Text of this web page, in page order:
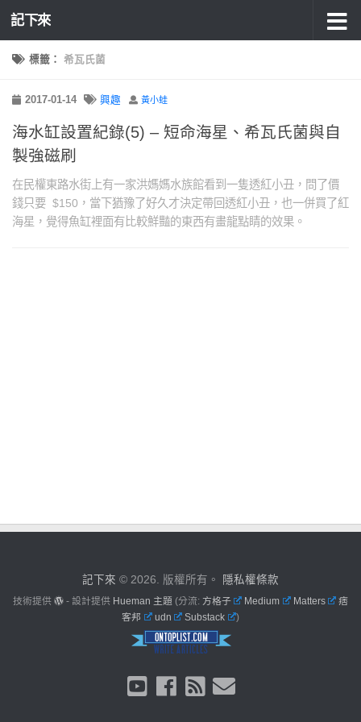
記下來
標籤： 希瓦氏菌
2017-01-14 興趣 黃小蛙
海水缸設置紀錄(5) – 短命海星、希瓦氏菌與自
製強磁刷
在民權東路水街上有一家洪媽媽水族館看到一隻透紅小丑，問了價
錢只要 $150，當下猶豫了好久才決定帶回透紅小丑，也一併買了紅
海星，覺得魚缸裡面有比較鮮豔的東西有畫龍點睛的效果。
記下來 © 2026. 版權所有。 隱私權條款
技術提供 - 設計提供 Hueman 主題 (分流: 方格子 Medium Matters
痞
客邦
udn Substack )